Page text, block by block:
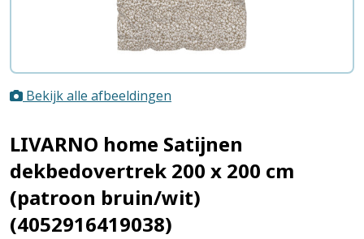
Bekijk alle afbeeldingen
LIVARNO home Satijnen
dekbedovertrek 200 x 200 cm
(patroon bruin/wit)
(4052916419038)